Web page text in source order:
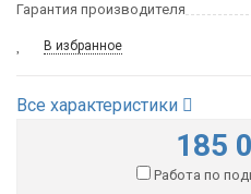
Гарантия производителя
В избранное
Все характеристики
185
Работа по